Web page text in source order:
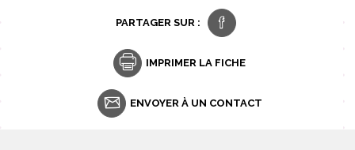
PARTAGER SUR :
IMPRIMER LA FICHE
ENVOYER À UN CONTACT